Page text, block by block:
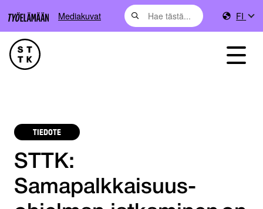
Mediakuvat FI
TIEDOTE
STTK:
Samapalkkaisuus­